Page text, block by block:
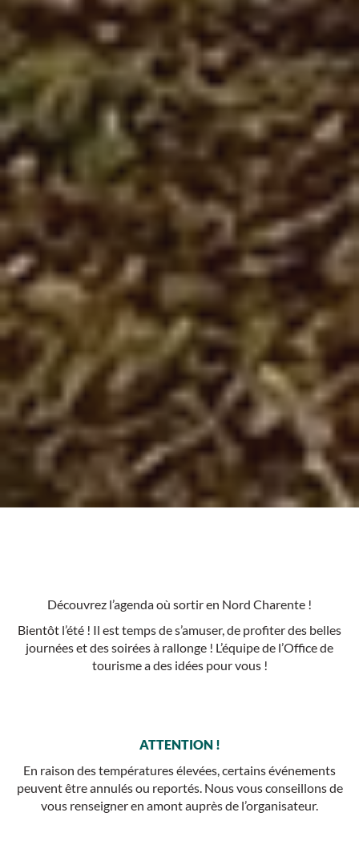
Découvrez l’agenda où sortir en Nord Charente !
Bientôt l’été ! Il est temps de s’amuser, de profiter des belles
journées et des soirées à rallonge ! L’équipe de l’Office de
tourisme a des idées pour vous !
ATTENTION !
En raison des températures élevées, certains événements
peuvent être annulés ou reportés. Nous vous conseillons de
vous renseigner en amont auprès de l’organisateur.